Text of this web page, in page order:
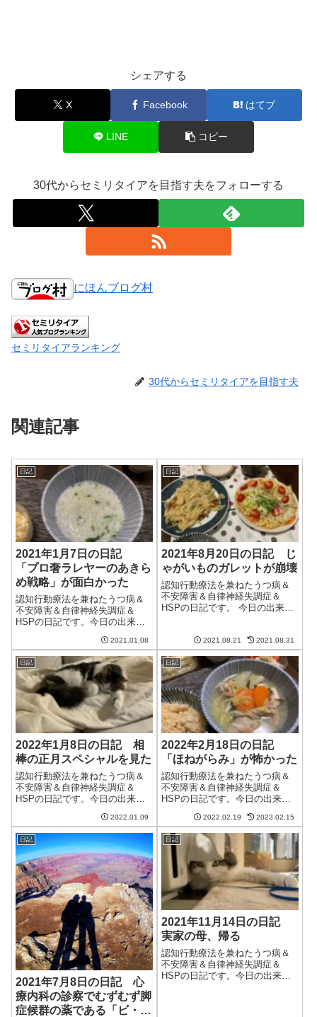
シェアする
X Facebook はてブ
LINE コピー
30代からセミリタイアを目指す夫をフォローする
にほんブログ村
セミリタイアランキング
30代からセミリタイアを目指す夫
関連記事
日記
2021年1月7日の日記
「プロ奢ラレヤーのあきら
め戦略」が面白かった
認知行動療法を兼ねたうつ病＆
不安障害＆自律神経失調症＆
HSPの日記です。今日の出来事
朝からいい天気。午後からは一
時的に風が強くなったが、おか
げで洗濯物がよく乾いた。明日
からは寒波が来るらしい。気を
つけねば。ついに...
2021.01.08
日記
2021年8月20日の日記 じ
ゃがいものガレットが崩壊
認知行動療法を兼ねたうつ病＆
不安障害＆自律神経失調症＆
HSPの日記です。 今日の出来事
天気ではなかった。その分気温
がそれほど上がらなかったのは
良かったけど。この先もしばら
くは雨や雲が続...
2021.08.21 2021.08.31
日記
2022年1月8日の日記 相
棒の正月スペシャルを見た
認知行動療法を兼ねたうつ病＆
不安障害＆自律神経失調症＆
HSPの日記です。今日の出来事
しが暖かく、過ごしやすい一日
だった。洗濯物も外に干せて満
足。明日も暖かいらしい。今日
は妻が出勤ということでいつも
と同じくらいの時...
2022.01.09
日記
2022年2月18日の日記
「ほねがらみ」が怖かった
認知行動療法を兼ねたうつ病＆
不安障害＆自律神経失調症＆
HSPの日記です。今日の出来事
低いけど日差しが暖かかった。
まあ、ずっと家のなかにいるか
らどちらにしろ暖かいのだけ
ど。午前中はブログの更新とク
ラウドワークス。ク...
2022.02.19 2023.02.15
日記
2021年7月8日の日記 心
療内科の診察でむずむず脚
症候群の薬である「ビ・シ
日記
2021年11月14日の日記
実家の母、帰る
認知行動療法を兼ねたうつ病＆
不安障害＆自律神経失調症＆
HSPの日記です。今日の出来事